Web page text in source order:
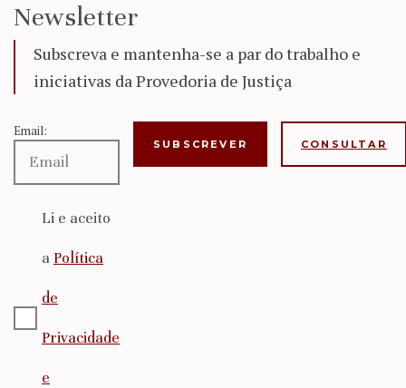
Newsletter
Subscreva e mantenha-se a par do trabalho e
iniciativas da Provedoria de Justiça
Email:
Li e aceito
a Política
de
Privacidade
e
CONSULTAR